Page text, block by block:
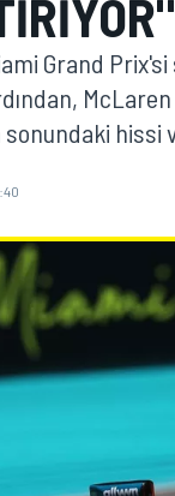
Grand
McLaren
hissi